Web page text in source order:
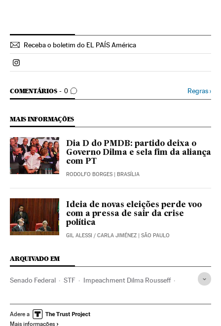
Receba o boletim do EL PAÍS América
Politica El País Brasil en Instagram
COMENTÁRIOS 0
COMENTÁRIOS Regras›
MAIS INFORMAÇÕES
Dia D do PMDB: partido deixa o
Governo Dilma e sela fim da aliança
com PT
RODOLFO BORGES | BRASÍLIA
Ideia de novas eleições perde voo
com a pressa de sair da crise
política
GIL ALESSI / CARLA JIMÉNEZ | SÃO PAULO
ARQUIVADO EM
Senado Federal STF Impeachment Dilma Rousseff
Mensalão PSDB Financiamento eleitoral
Adere a
Mais informações